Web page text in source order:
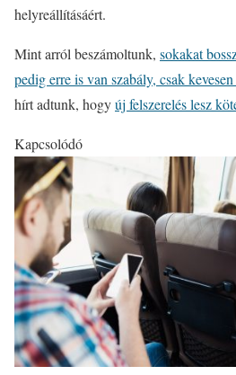
helyreállításáért.
Mint arról beszámoltunk, sokakat
pedig erre is van szabály, csak
hírt adtunk, hogyúj felszerelés lesz
Kapcsolódó